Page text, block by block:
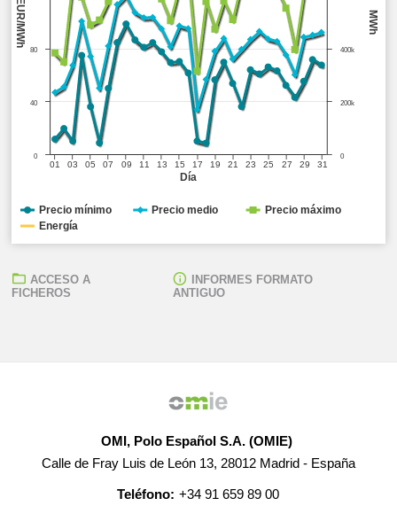
Día
MWh
EUR/MWh
01 07 13 19 25 31
03 05 09 11 15 17 21 23 27 29
0
200k
400k
0
40
80
Precio mínimo Precio medio
Precio máximo
Energía
ACCESO A
FICHEROS
INFORMES FORMATO
ANTIGUO
OMI, Polo Español S.A. (OMIE)
Calle de Fray Luis de León 13, 28012 Madrid - España
Teléfono: +34 91 659 89 00